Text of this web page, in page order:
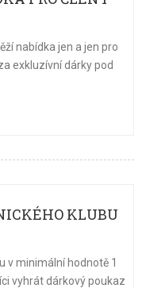
nabídka jen a jen pro
exkluzívní dárky pod
KLUBU
v minimální hodnotě 1
vyhrát dárkový poukaz